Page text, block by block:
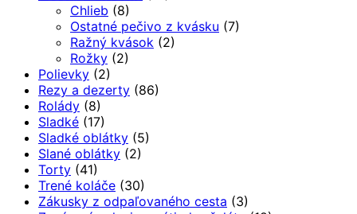
Chlieb (8)
Ostatné pečivo z kvásku (7)
Ražný kvások (2)
Rožky (2)
Polievky (2)
Rezy a dezerty (86)
Rolády (8)
Sladké (17)
Sladké oblátky (5)
Slané oblátky (2)
Torty (41)
Trené koláče (30)
Zákusky z odpaľovaného cesta (3)